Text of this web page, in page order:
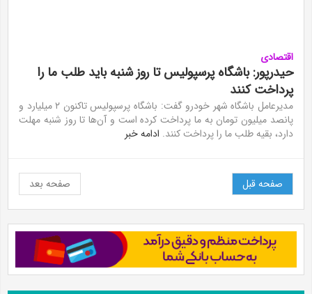
اقتصادی
حیدرپور: باشگاه پرسپولیس تا روز شنبه باید طلب ما را
پرداخت کنند
مدیرعامل باشگاه شهر خودرو گفت: باشگاه پرسپولیس تاکنون ۲ میلیارد و
پانصد میلیون تومان به ما پرداخت کرده است و آن‌ها تا روز شنبه مهلت
دارد، بقیه طلب ما را پرداخت کنند. ادامه خبر
صفحه بعد صفحه قبل